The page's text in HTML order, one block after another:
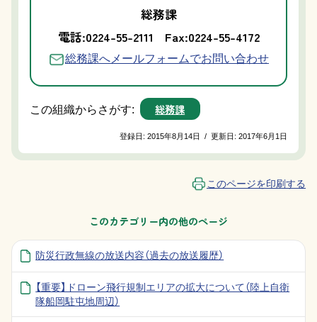
総務課
電話:0224-55-2111
Fax:0224-55-4172
総務課へメールフォームでお問い合わせ
この組織からさがす: 総務課
登録日:2015年8月14日 / 更新日:2017年6月1日
このページを印刷する
このカテゴリー内の他のページ
防災行政無線の放送内容（過去の放送履歴）
【重要】ドローン飛行規制エリアの拡大について（陸上自衛
隊船岡駐屯地周辺）